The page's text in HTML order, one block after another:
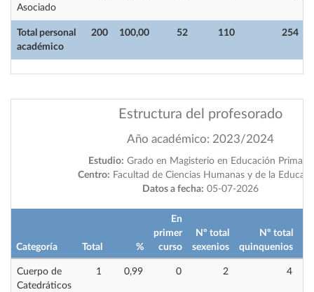
Total personal
académico
200 100,00 52 110 254
Asociado
Estructura del profesorado
Año académico: 2023/2024
Estudio: Grado en Magisterio en Educación Primaria
Centro: Facultad de Ciencias Humanas y de la
Datos a fecha: 05-07-2026
Categoría Total %
En
primer
curso
Nº total
sexenios
Nº total
quinquenios
Cuerpo de
Catedráticos
1 0,99 0 2 4